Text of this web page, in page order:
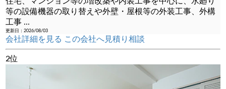
等の設備機器の取り替えや外壁・屋根等の外装工事、外構
工事 ...
更新日：2026/08/03
会社詳細を見る この会社へ見積り相談
2位